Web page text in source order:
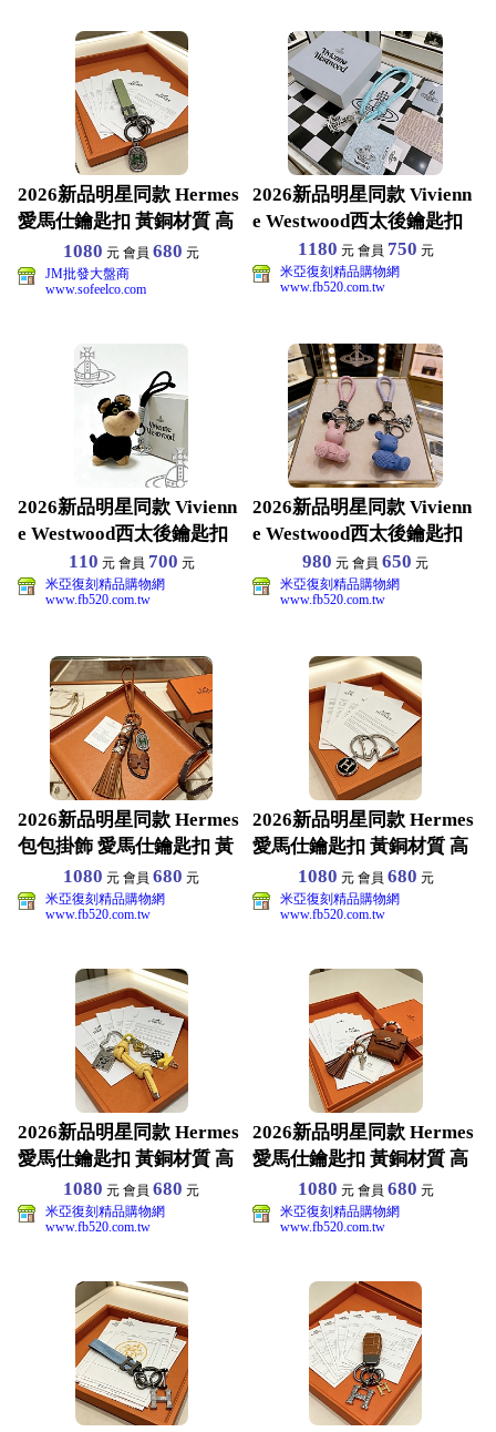
2026新品明星同款 Hermes
愛馬仕鑰匙扣 黃銅材質 高
端品質 包
1080 元 會員680 元
JM批發大盤商
www.sofeelco.com
2026新品明星同款 Vivienn
e Westwood西太後鑰匙扣
1180 元 會員 750 元
米亞復刻精品購物網
www.fb520.com.tw
2026新品明星同款 Vivienn
e Westwood西太後鑰匙扣
110 元 會員 700 元
米亞復刻精品購物網
www.fb520.com.tw
2026新品明星同款 Vivienn
e Westwood西太後鑰匙扣
980 元 會員650 元
米亞復刻精品購物網
www.fb520.com.tw
2026新品明星同款 Hermes
包包掛飾 愛馬仕鑰匙扣 黃
銅材質 高
1080 元 會員680 元
米亞復刻精品購物網
www.fb520.com.tw
2026新品明星同款 Hermes
愛馬仕鑰匙扣 黃銅材質 高
端品質 包
1080 元 會員 680 元
米亞復刻精品購物網
www.fb520.com.tw
2026新品明星同款 Hermes
愛馬仕鑰匙扣 黃銅材質 高
端品質 包
1080 元 會員680 元
米亞復刻精品購物網
www.fb520.com.tw
2026新品明星同款 Hermes
愛馬仕鑰匙扣 黃銅材質 高
端品質 包
1080 元 會員 680 元
米亞復刻精品購物網
www.fb520.com.tw